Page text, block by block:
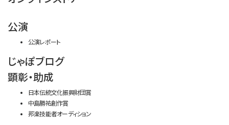
公演
公演レポート
じゃぽブログ
顕彰・助成
日本伝統文化振興財団賞
中島勝祐創作賞
邦楽技能者オーディション